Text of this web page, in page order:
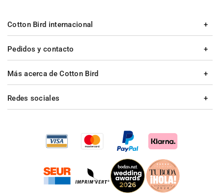
Pedidos y contacto
Más acerca de Cotton Bird
Cotton Bird internacional
Redes sociales